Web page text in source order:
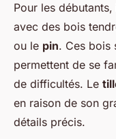
Pour les
avec des bois
ou le pin. Ces bois
permettent de se
de difficultés. Le
en raison de son
détails précis.